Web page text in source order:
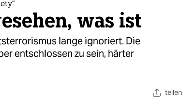
was ist
lange ignoriert. Die
entschlossen zu sein, härter
teilen